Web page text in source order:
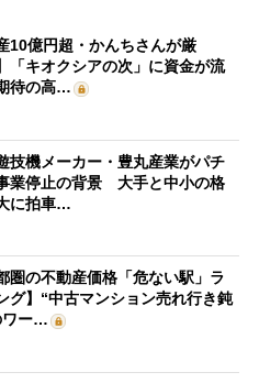
10億円超・かんちさんが厳
「キオクシアの次」に資金が流
待の高…
技機メーカー・豊丸産業がパチ
業停止の背景 大手と中小の格
に拍車…
圏の不動産価格「危ない駅」ラ
グ】“中古マンション売れ行き鈍
ワー…